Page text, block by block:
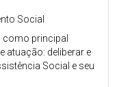
Social
como principal
atuação: deliberar e
Social e seu